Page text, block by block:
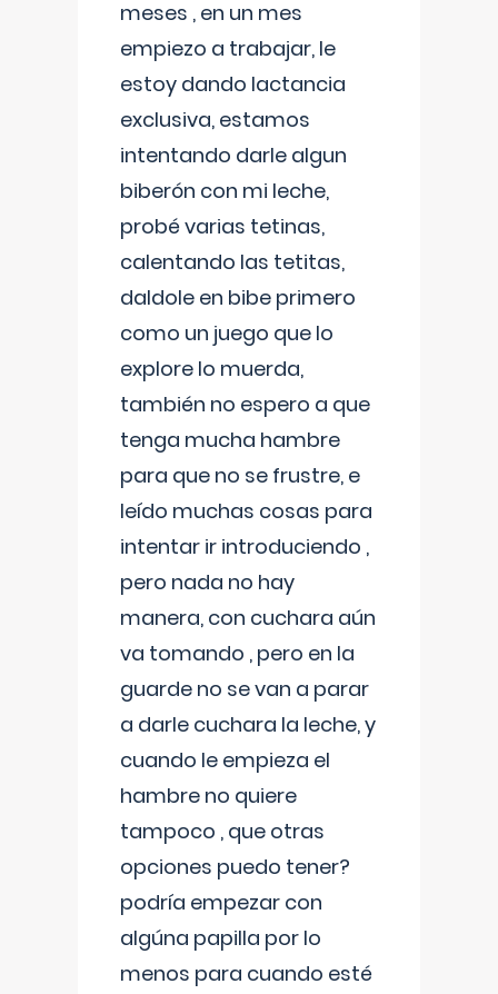
meses , en un mes
empiezo a trabajar, le
estoy dando lactancia
exclusiva, estamos
intentando darle algun
biberón con mi leche,
probé varias tetinas,
calentando las tetitas,
daldole en bibe primero
como un juego que lo
explore lo muerda,
también no espero a que
tenga mucha hambre
para que no se frustre, e
leído muchas cosas para
intentar ir introduciendo ,
pero nada no hay
manera, con cuchara aún
va tomando , pero en la
guarde no se van a parar
a darle cuchara la leche, y
cuando le empieza el
hambre no quiere
tampoco , que otras
opciones puedo tener?
podría empezar con
algúna papilla por lo
menos para cuando esté